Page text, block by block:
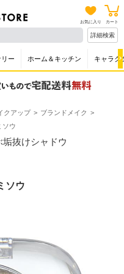
お気に入り カート
詳細検索
ー ホーム＆キッチン キャラク
クアップ
ブランドメイク
ソウ
抜けシャドウ
ソウ